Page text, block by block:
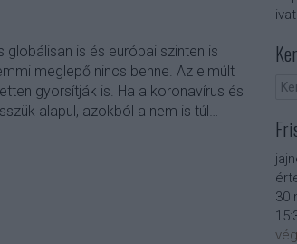
is és európai szinten is
meglepő nincs benne. Az elmúlt
gyorsítják is. Ha a koronavírus és
alapul, azokból a nem is túl…
30